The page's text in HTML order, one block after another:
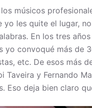
músicos
yo les quite el lugar,
En los tres
yo convoqué más de
etc. De esos más
Taveira y Fernando
Eso deja bien claro